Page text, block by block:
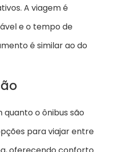
A viagem é
e o tempo de
é similar ao do
o ônibus são
para viajar entre